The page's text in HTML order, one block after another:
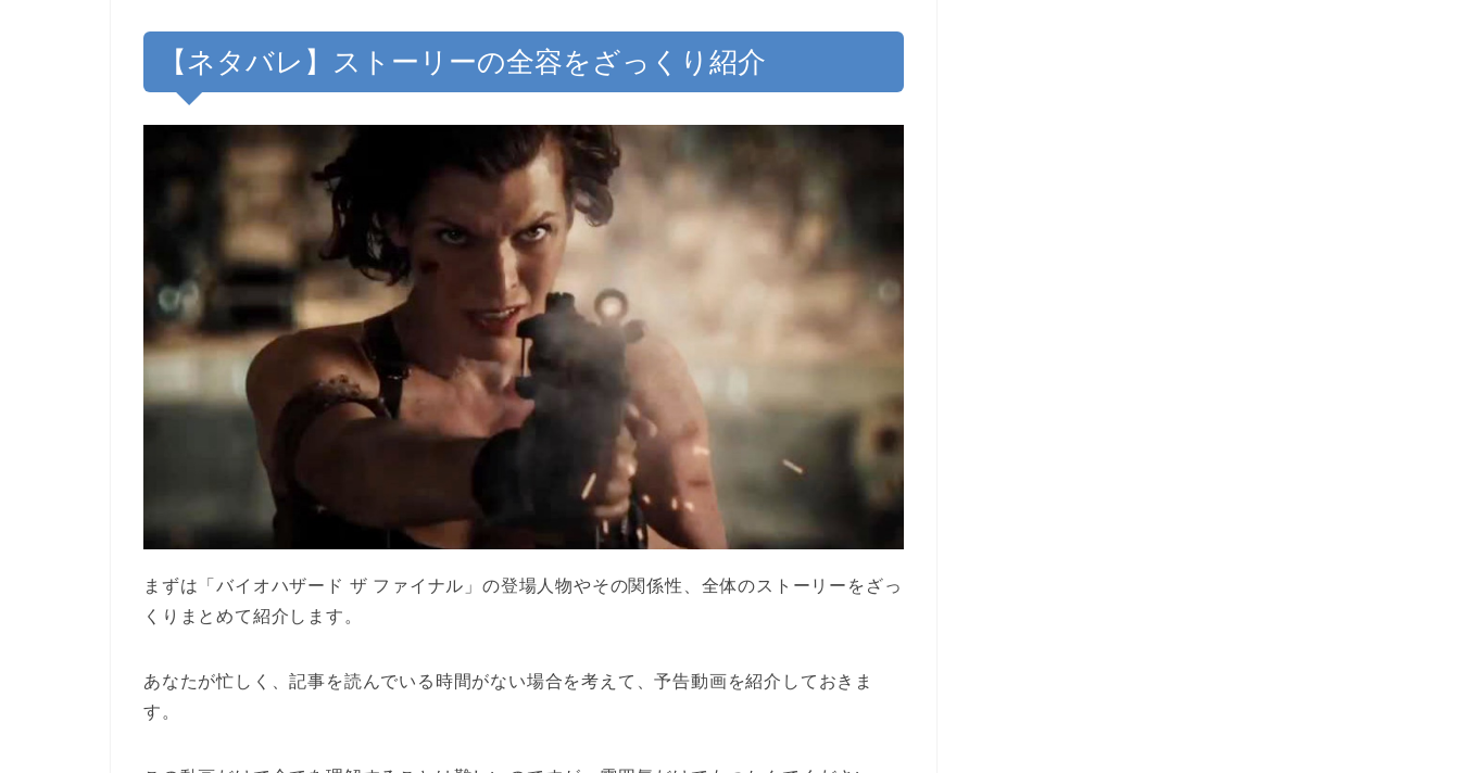
【ネタバレ】ストーリーの全容をざっくり紹介
まずは「バイオハザード ザ ファイナル」の登場人物やその関係性、全体のストーリーをざっ
くりまとめて紹介します。
あなたが忙しく、記事を読んでいる時間がない場合を考えて、予告動画を紹介しておきま
す。